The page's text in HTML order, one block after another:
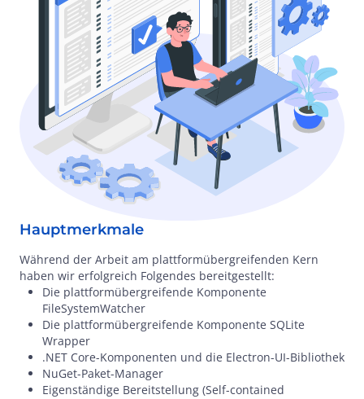
Hauptmerkmale
Während der Arbeit am plattformübergreifenden Kern
haben wir erfolgreich Folgendes bereitgestellt:
Die plattformübergreifende Komponente
FileSystemWatcher
Die plattformübergreifende Komponente SQLite
Wrapper
.NET Core-Komponenten und die Electron-UI-Bibliothek
NuGet-Paket-Manager
Eigenständige Bereitstellung (Self-contained